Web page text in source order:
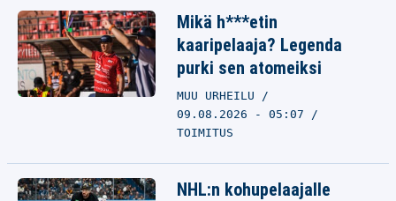
Mikä h***etin
kaaripelaaja? Legenda
purki sen atomeiksi
MUU URHEILU
09.08.2026 - 05:07
TOIMITUS
NHL:n kohupelaajalle